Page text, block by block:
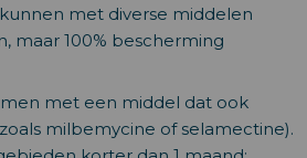
met diverse middelen
maar 100% bescherming
met een middel dat ook
milbemycine of selamectine).